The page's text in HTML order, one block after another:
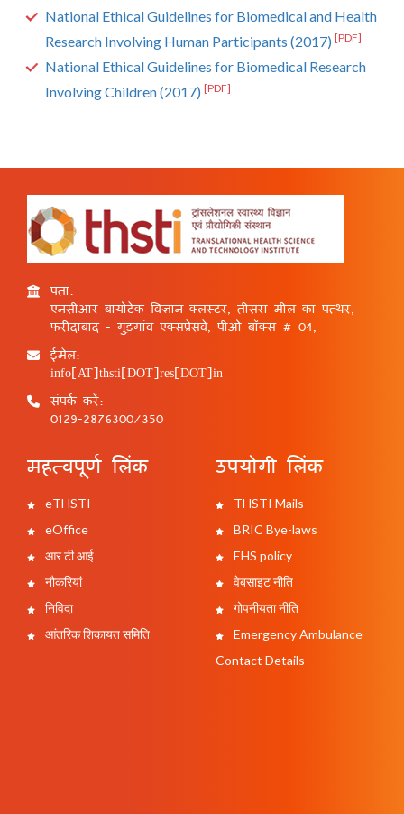
National Ethical Guidelines for Biomedical and Health
Research Involving Human Participants (2017) [PDF]
National Ethical Guidelines for Biomedical Research
Involving Children (2017) [PDF]
पता:
एनसीआर बायोटेक विज्ञान क्लस्टर, तीसरा मील का पत्थर,
फरीदाबाद - गुड़गांव एक्सप्रेसवे, पीओ बॉक्स # 04,
ईमेल:
info[AT]thsti[DOT]res[DOT]in
संपर्क करें:
0129-2876300/350
महत्वपूर्ण लिंक
eTHSTI
eOffice
आर टी आई
नौकरियां
निविदा
आंतरिक शिकायत समिति
उपयोगी लिंक
THSTI Mails
BRIC Bye-laws
EHS policy
वेबसाइट नीति
गोपनीयता नीति
Emergency Ambulance
Contact Details